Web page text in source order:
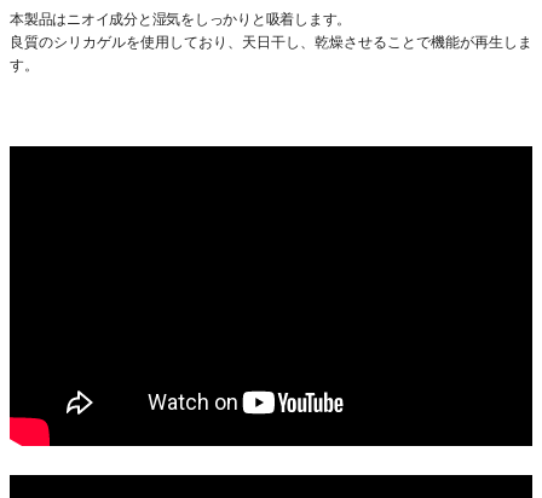
本製品はニオイ成分と湿気をしっかりと吸着します。
良質のシリカゲルを使用しており、天日干し、乾燥させることで機能が再生しま
す。